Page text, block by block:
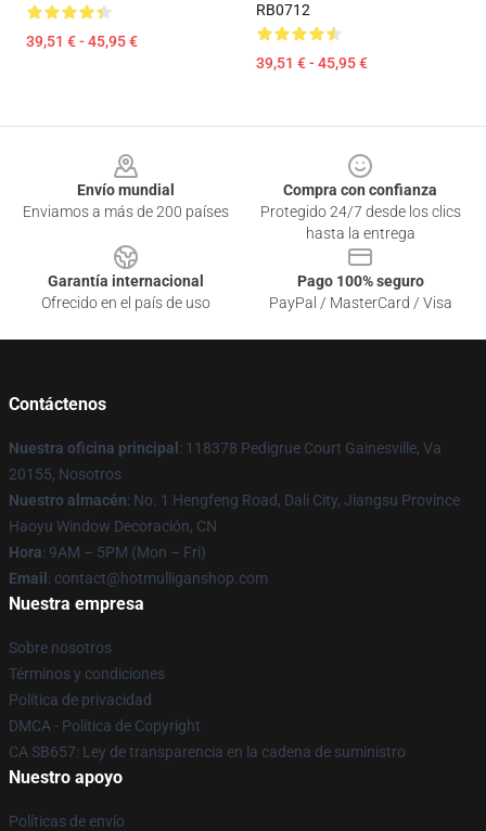
39,51 € - 45,95 €
RB0712
39,51 € - 45,95 €
Envío mundial
Enviamos a más de 200 países
Compra con confianza
Protegido 24/7 desde los clics
hasta la entrega
Garantía internacional
Ofrecido en el país de uso
Pago 100% seguro
PayPal / MasterCard / Visa
Contáctenos
Nuestra oficina principal : 118378 Pedigrue Court Gainesville, Va
20155, Nosotros
Nuestro almacén: No. 1 Hengfeng Road, Dali City, Jiangsu Province
Haoyu Window Decoración, CN
Hora: 9AM – 5PM (Mon – Fri)
Email : contact@hotmulliganshop.com
Nuestra empresa
Sobre nosotros
Términos y condiciones
Política de privacidad
DMCA - Política de Copyright
CA SB657: Ley de transparencia en la cadena de suministro
Nuestro apoyo
Políticas de envío